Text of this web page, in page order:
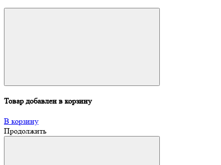
Товар добавлен в корзину
В корзину
Продолжить